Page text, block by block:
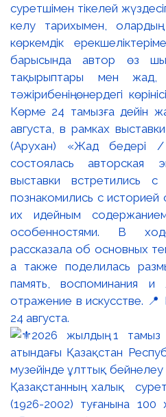
суретшімен тікелей
келу тарихымен,
көркемдік
барысында автор өз
тақырыптары мен
тәжірибенің өнердегі
Көрме 24 тамызға дейін
августа, в рамках
(Арухан) «Жад бедері
состоялась авторская
выставки встретились
познакомились с историей
их идейным
особенностями. В
рассказала об основных
а также поделилась
память, воспоминания
отражение в искусстве.
24 августа.